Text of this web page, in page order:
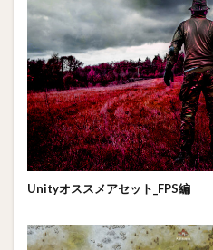
Unityオススメアセット_FPS編